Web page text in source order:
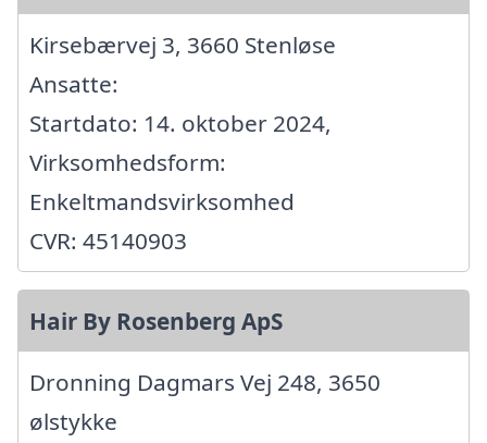
Kirsebærvej 3, 3660 Stenløse
Ansatte:
Startdato: 14. oktober 2024,
Virksomhedsform:
Enkeltmandsvirksomhed
CVR: 45140903
Hair By Rosenberg ApS
Dronning Dagmars Vej 248, 3650
ølstykke